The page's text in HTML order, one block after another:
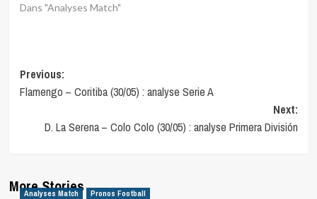
Dans "Analyses Match"
Post
navigation
Previous:
Flamengo – Coritiba (30/05) : analyse Serie A
Next:
D. La Serena – Colo Colo (30/05) : analyse Primera División
More Stories
Analyses Match Pronos Football